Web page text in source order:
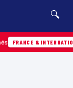
🔍
& INTERNATIONALE